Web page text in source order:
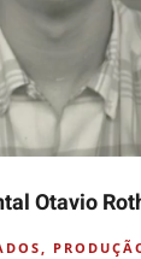
Otavio
,